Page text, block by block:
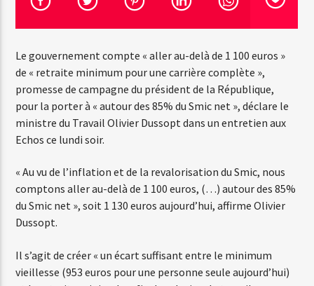
Web-Radio-Le-Mosquitos
Web-Radio-Sicily
Le gouvernement compte « aller au-delà de 1 100 euros »
de « retraite minimum pour une carrière complète »,
promesse de campagne du président de la République,
pour la porter à « autour des 85% du Smic net », déclare le
ministre du Travail Olivier Dussopt dans un entretien aux
Echos ce lundi soir.
« Au vu de l’inflation et de la revalorisation du Smic, nous
comptons aller au-delà de 1 100 euros, (…) autour des 85%
du Smic net », soit 1 130 euros aujourd’hui, affirme Olivier
Dussopt.
Il s’agit de créer « un écart suffisant entre le minimum
vieillesse (953 euros pour une personne seule aujourd’hui)